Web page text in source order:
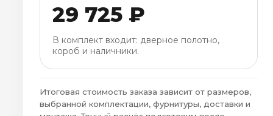
29 725 ₽
В комплект входит: дверное полотно,
короб и наличники.
Итоговая стоимость заказа зависит от размеров,
выбранной комплектации, фурнитуры, доставки и